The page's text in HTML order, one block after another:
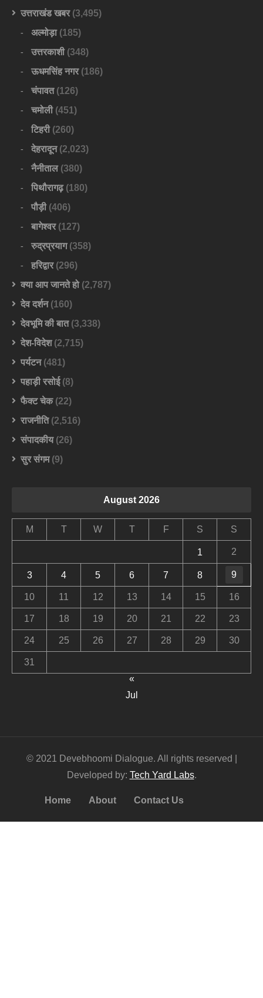
उत्तराखंड खबर(3,495)
अल्मोड़ा(185)
उत्तरकाशी(348)
ऊधमसिंह नगर(186)
चंपावत(126)
चमोली(451)
टिहरी(260)
देहरादून(2,023)
नैनीताल(380)
पिथौरागढ़(180)
पौड़ी(406)
बागेश्वर(127)
रुद्रप्रयाग(358)
हरिद्वार(296)
क्या आप जानते हो(2,787)
देव दर्शन(160)
देवभूमि की बात(3,338)
देश-विदेश(2,715)
पर्यटन(481)
पहाड़ी रसोई(8)
फैक्ट चेक(22)
राजनीति(2,516)
संपादकीय(26)
सुर संगम(9)
August 2026
M T W T F S S
1 2
3 4 5 6 7 8 9
10 11 12 13 14 15 16
17 18 19 20 21 22 23
24 25 26 27 28 29 30
31
«
Jul
© 2021 Devebhoomi Dialogue. All rights reserved |
Developed by: Tech Yard Labs.
Home About Contact Us